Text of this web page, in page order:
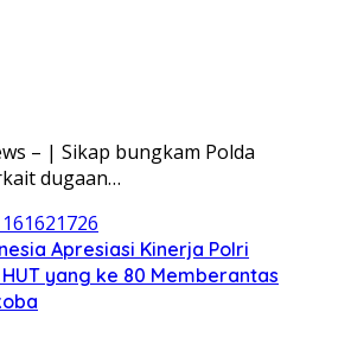
– | Sikap bungkam Polda
dugaan…
Apresiasi Kinerja Polri
yang ke 80 Memberantas